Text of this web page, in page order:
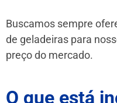
Buscamos sempre
de geladeiras para
preço do mercado.
O que está